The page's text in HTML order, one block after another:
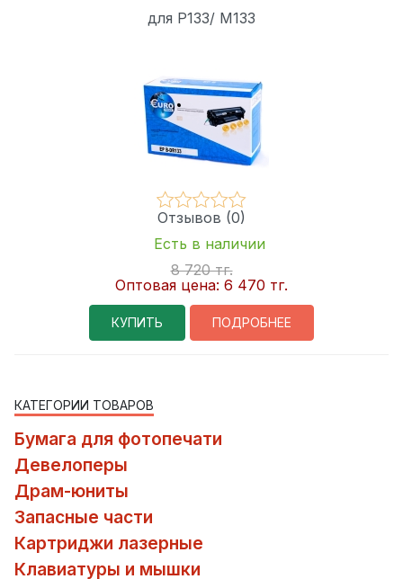
для P133/ M133
Отзывов (0)
Есть в наличии
8 720 тг.
Оптовая цена: 6 470 тг.
КУПИТЬ ПОДРОБНЕЕ
КАТЕГОРИИ ТОВАРОВ
Бумага для фотопечати
Девелоперы
Драм-юниты
Запасные части
Картриджи лазерные
Клавиатуры и мышки